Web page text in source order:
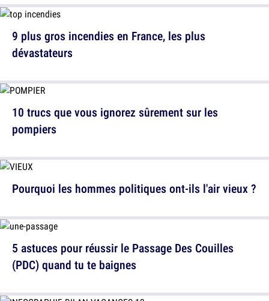
10 trucs que vous ignorez sûrement sur les
pompiers
5 astuces pour réussir le Passage Des Couilles
(PDC) quand tu te baignes
9 plus gros incendies en France, les plus
dévastateurs
Pourquoi les hommes politiques ont-ils l'air vieux ?